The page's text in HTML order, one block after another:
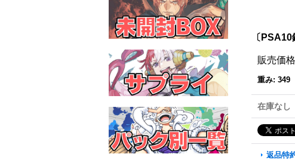
〔
販売価格
重み: 349
在庫なし
返品特